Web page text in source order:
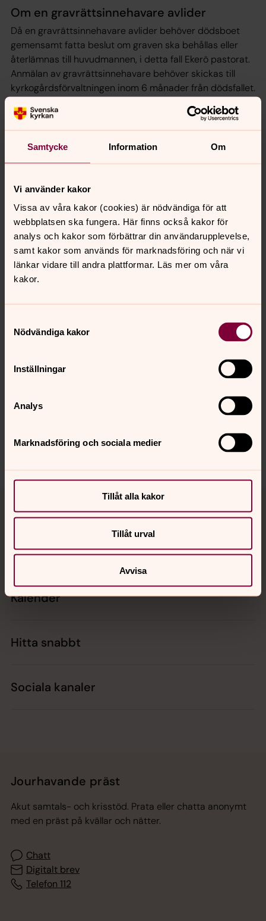
Samtycke Information Om
Vi använder kakor
Vissa av våra kakor (cookies) är nödvändiga för att
webbplatsen ska fungera. Här finns också kakor för
analys och kakor som förbättrar din användarupplevelse,
samt kakor som används för marknadsföring och när vi
länkar vidare till andra plattformar. Läs mer om våra
kakor.
Nödvändiga kakor
Inställningar
Analys
Marknadsföring och sociala medier
Tillåt alla kakor
Tillåt urval
Avvisa
Om en gravrättsinnehavare avlider
Då en gravrättsinnehavare avlider behöver dödsboet
gemensamt fatta beslut om graven ska behållas eller
återlämnas till huvudmannen, i detta fall Ekerö pastorat.
Anmälan av gravrättsinnehavare behöver skickas till
kyrkogårdsförvaltningen inom 6 månader från dödsfallet.
Kyrkogårdsförvaltningen
Helgfri vardag 09:00-15:00
Lunchstängt 12:00-13:00
Telefontid: 9:00-12:00
Telefon:
08-560 387 00
E-post:
ekero.pastorat@svenskakyrkan.se
Besöksadress:
Björkuddsvägen 2, Ekerö
Senast ändrad 25 februari 2021
Synpunkter eller frågor på sidans
ekero.pastorat@svenskakyrkan.se
Kontakt
Kalender
Hitta snabbt
Sociala kanaler
Jourhavande präst
Akut samtals- och krisstöd. Prata eller chatta anonymt
med en präst på kvällar och nätter.
Chatt
Digitalt brev
Telefon 112